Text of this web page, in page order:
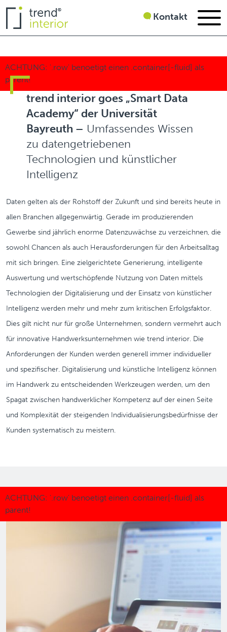
Kontakt
trend interior goes „Smart Data
Academy“ der Universität
Bayreuth – Umfassendes Wissen
zu datengetriebenen
Technologien und künstlicher
Intelligenz
Daten gelten als der Rohstoff der Zukunft und sind bereits heute in
allen Branchen allgegenwärtig. Gerade im produzierenden
Gewerbe sind jährlich enorme Datenzuwächse zu verzeichnen, die
sowohl Chancen als auch Herausforderungen für den Arbeitsalltag
mit sich bringen. Eine zielgerichtete Generierung, intelligente
Auswertung und wertschöpfende Nutzung von Daten mittels
Technologien der Digitalisierung und der Einsatz von künstlicher
Intelligenz werden mehr und mehr zum kritischen Erfolgsfaktor.
Dies gilt nicht nur für große Unternehmen, sondern vermehrt auch
für innovative Handwerksunternehmen wie trend interior. Die
Anforderungen der Kunden werden generell immer individueller
und spezifischer. Digitalisierung und künstliche Intelligenz können
im Handwerk zu entscheidenden Werkzeugen werden, um den
Spagat zwischen handwerklicher Kompetenz auf der einen Seite
und Komplexität der steigenden Individualisierungsbedürfnisse der
Kunden systematisch zu meistern.